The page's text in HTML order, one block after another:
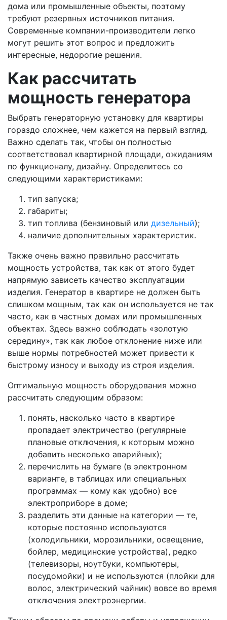
дома или промышленные объекты, поэтому
требуют резервных источников питания.
Современные компании-производители легко
могут решить этот вопрос и предложить
интересные, недорогие решения.
Как рассчитать
мощность генератора
Выбрать генераторную установку для квартиры
гораздо сложнее, чем кажется на первый взгляд.
Важно сделать так, чтобы он полностью
соответствовал квартирной площади, ожиданиям
по функционалу, дизайну. Определитесь со
следующими характеристиками:
тип запуска;
габариты;
тип топлива (бензиновый или дизельный);
наличие дополнительных характеристик.
Также очень важно правильно рассчитать
мощность устройства, так как от этого будет
напрямую зависеть качество эксплуатации
изделия. Генератор в квартире не должен быть
слишком мощным, так как он используется не так
часто, как в частных домах или промышленных
объектах. Здесь важно соблюдать «золотую
середину», так как любое отклонение ниже или
выше нормы потребностей может привести к
быстрому износу и выходу из строя изделия.
Оптимальную мощность оборудования можно
рассчитать следующим образом:
понять, насколько часто в квартире
пропадает электричество (регулярные
плановые отключения, к которым можно
добавить несколько аварийных);
перечислить на бумаге (в электронном
варианте, в таблицах или специальных
программах — кому как удобно) все
электроприборе в доме;
разделить эти данные на категории — те,
которые постоянно используются
(холодильники, морозильники, освещение,
бойлер, медицинские устройства), редко
(телевизоры, ноутбуки, компьютеры,
посудомойки) и не используются (плойки для
волос, электрический чайник) вовсе во время
отключения электроэнергии.